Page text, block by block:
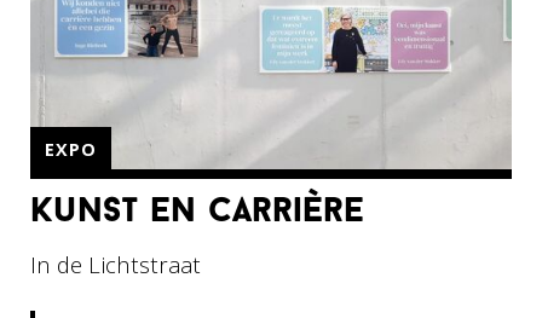
kunst en carrière
EXPO
In de Lichtstraat